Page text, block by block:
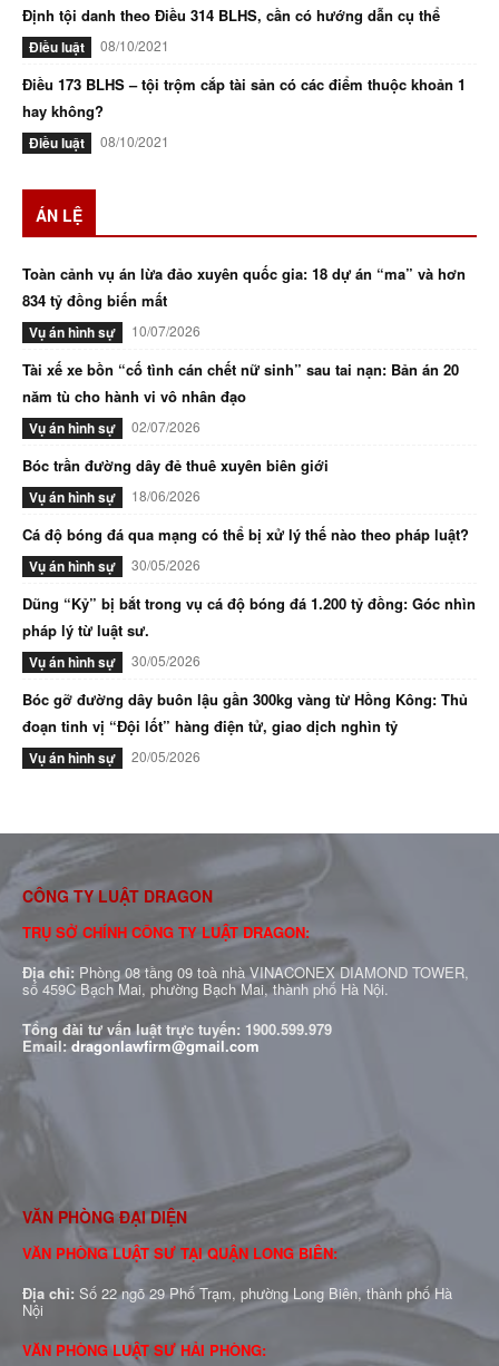
Định tội danh theo Điều 314 BLHS, cần có hướng dẫn cụ thể
Điều luật 08/10/2021
Điều 173 BLHS – tội trộm cắp tài sản có các điểm thuộc khoản 1
hay không?
Điều luật 08/10/2021
ÁN LỆ
Toàn cảnh vụ án lừa đảo xuyên quốc gia: 18 dự án “ma” và hơn
834 tỷ đồng biến mất
Vụ án hình sự 10/07/2026
Tài xế xe bồn “cố tình cán chết nữ sinh” sau tai nạn: Bản án 20
năm tù cho hành vi vô nhân đạo
Vụ án hình sự 02/07/2026
Bóc trần đường dây đẻ thuê xuyên biên giới
Vụ án hình sự 18/06/2026
Cá độ bóng đá qua mạng có thể bị xử lý thế nào theo pháp luật?
Vụ án hình sự 30/05/2026
Dũng “Kỷ” bị bắt trong vụ cá độ bóng đá 1.200 tỷ đồng: Góc nhìn
pháp lý từ luật sư.
Vụ án hình sự 30/05/2026
Bóc gỡ đường dây buôn lậu gần 300kg vàng từ Hồng Kông: Thủ
đoạn tinh vị “Đội lốt” hàng điện tử, giao dịch nghìn tỷ
Vụ án hình sự 20/05/2026
CÔNG TY LUẬT DRAGON
TRỤ SỞ CHÍNH CÔNG TY LUẬT DRAGON:
Địa chỉ: Phòng 08 tầng 09 toà nhà VINACONEX DIAMOND TOWER,
số 459C Bạch Mai, phường Bạch Mai, thành phố Hà Nội.
Tổng đài tư vấn luật trực tuyến: 1900.599.979
Email:dragonlawfirm@gmail.com
VĂN PHÒNG ĐẠI DIỆN
VĂN PHÒNG LUẬT SƯ TẠI QUẬN LONG BIÊN:
Địa chỉ: Số 22 ngõ 29 Phố Trạm, phường Long Biên, thành phố Hà
Nội
VĂN PHÒNG LUẬT SƯ HẢI PHÒNG: